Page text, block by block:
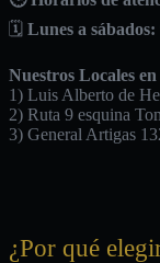
🗓️ Lunes a sábados:
Nuestros Locales
1) Luis Alberto de
2) Ruta 9 esquina
3) General Artigas
¿Por qué